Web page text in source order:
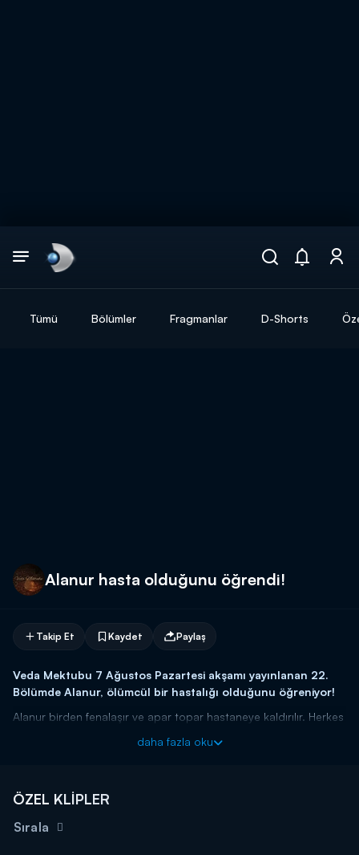
Tümü Bölümler Fragmanlar D-Shorts
Alanur hasta olduğunu öğrendi!
Takip Et Kaydet Paylaş
Veda Mektubu 7 Ağustos Pazartesi akşamı yayınlanan 22.
Bölümde Alanur, ölümcül bir hastalığı olduğunu öğreniyor!
Alanur birden fenalaşır ve apar topar hastaneye kaldırılır. Herkes
hastalığı olduğunu öğrenir ve tek çözümün ameliyat olduğu
Veda Mektubu yeni bölümleriyle her pazartesi 20.00'da
Kanal D'de!
daha fazla oku
ÖZEL KLİPLER
Sırala